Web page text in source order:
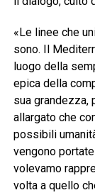
«Le linee che
sono. Il
luogo della
epica della
sua grandezza,
allargato che
possibili
vengono
volevamo
volta a quello